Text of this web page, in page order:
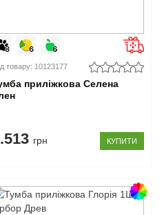
товару: 10123177
приліжкова Селена
грн КУПИТИ